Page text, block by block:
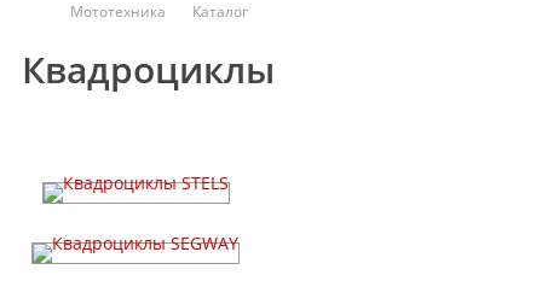
Мототехника Каталог
Квадроциклы